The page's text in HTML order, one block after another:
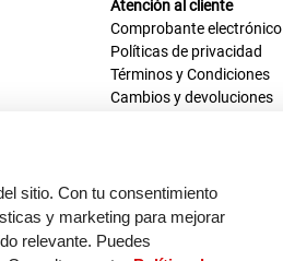
sitio. Con tu consentimiento
y marketing para mejorar
relevante. Puedes
Atención al cliente
Comprobante electrónico
Políticas de privacidad
Términos y Condiciones
Cambios y devoluciones